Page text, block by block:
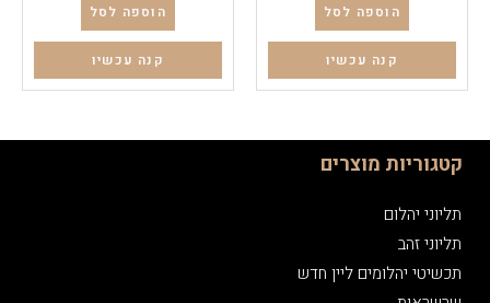
הוספה לסל
קנה עכשיו
הוספה לסל
קנה עכשיו
קטגוריות מוצרים
תליוני יהלום
תליוני זהב
תכשיטי יהלומים ליין חדש